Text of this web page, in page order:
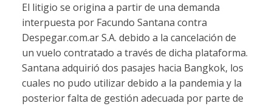
El litigio se origina a partir de una demanda
interpuesta por Facundo Santana contra
Despegar.com.ar S.A. debido a la cancelación de
un vuelo contratado a través de dicha plataforma.
Santana adquirió dos pasajes hacia Bangkok, los
cuales no pudo utilizar debido a la pandemia y la
posterior falta de gestión adecuada por parte de